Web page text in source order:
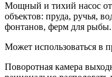
Мощный и тихий насос
объектов: пруда, ручья,
фонтанов, ферм для рыбы.
Может использоваться в
Поворотная камера